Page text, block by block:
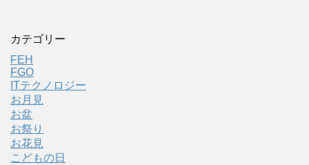
カテゴリー
FEH
FGO
ITテクノロジー
お月見
お盆
お祭り
お花見
こどもの日